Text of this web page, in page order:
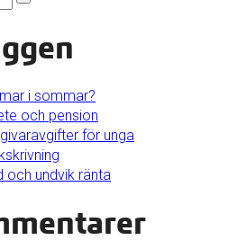
i sommar?
och pension
för unga
och undvik ränta